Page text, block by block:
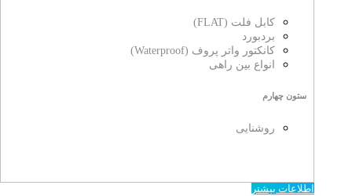
کابل فلت (FLAT)
بردبورد
کانکتور واتر پروف (Waterproof)
انواع بین راهی
ستون چهارم
روشنایی
اطلاعات بیشتر